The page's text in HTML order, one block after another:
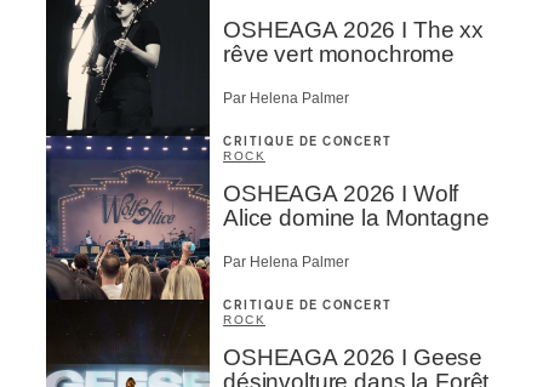
OSHEAGA 2026 I The xx
rêve vert monochrome
Par Helena Palmer
CRITIQUE DE CONCERT
ROCK
OSHEAGA 2026 I Wolf
Alice domine la Montagne
Par Helena Palmer
CRITIQUE DE CONCERT
ROCK
OSHEAGA 2026 I Geese
désinvolture dans la Forêt